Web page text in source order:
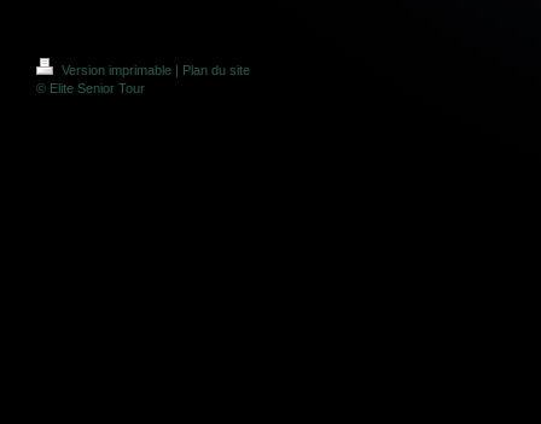
Version imprimable | Plan du site
© Elite Senior Tour